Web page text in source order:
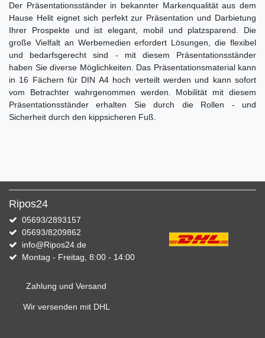
Der Präsentationsständer in bekannter Markenqualität aus dem
Hause Helit eignet sich perfekt zur Präsentation und Darbietung
Ihrer Prospekte und ist elegant, mobil und platzsparend. Die
große Vielfalt an Werbemedien erfordert Lösungen, die flexibel
und bedarfsgerecht sind - mit diesem Präsentationsständer
haben Sie diverse Möglichkeiten. Das Präsentationsmaterial kann
in 16 Fächern für DIN A4 hoch verteilt werden und kann sofort
vom Betrachter wahrgenommen werden. Mobilität mit diesem
Präsentationsständer erhalten Sie durch die Rollen - und
Sicherheit durch den kippsicheren Fuß.
Ripos24
05693/2893157
05693/8209862
info@Ripos24.de
Montag - Freitag, 8:00 - 14:00
Zahlung und Versand
Wir versenden mit DHL